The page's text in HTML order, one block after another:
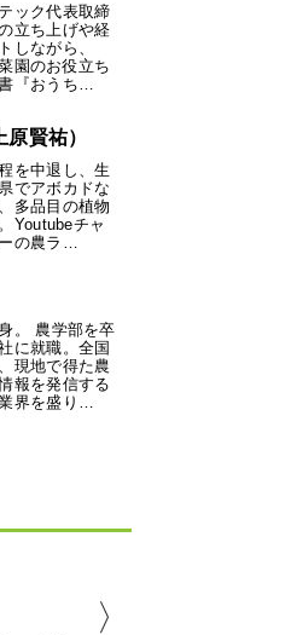
ック代表取締
立ち上げや経
しながら、
園のお役立ち
『おうち…
賢祐）
を中退し、生
でアボカドな
多品目の植物
Youtubeチャ
の農ラ…
。 農学部を卒
に就職。全国
現地で得た農
報を発信する
界を盛り…